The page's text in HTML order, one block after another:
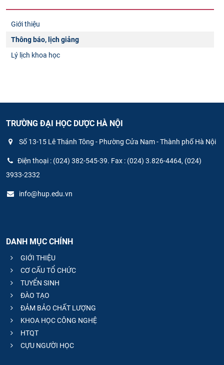
Giới thiệu
Thông báo, lịch giảng
Lý lịch khoa học
TRƯỜNG ĐẠI HỌC DƯỢC HÀ NỘI
Số 13-15 Lê Thánh Tông - Phường Cửa Nam - Thành phố Hà Nội
Điện thoại : (024) 382-545-39. Fax : (024) 3.826-4464, (024)
3933-2332
info@hup.edu.vn
DANH MỤC CHÍNH
GIỚI THIỆU
CƠ CẤU TỔ CHỨC
TUYỂN SINH
ĐÀO TẠO
ĐẢM BẢO CHẤT LƯỢNG
KHOA HỌC CÔNG NGHỆ
HTQT
CỰU NGƯỜI HỌC